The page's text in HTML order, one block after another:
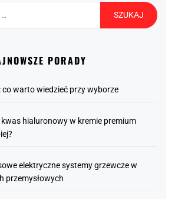
PORADY
co warto wiedzieć przy wyborze
kwas hialuronowy w kremie premium
elektryczne systemy grzewcze w
przemysłowych